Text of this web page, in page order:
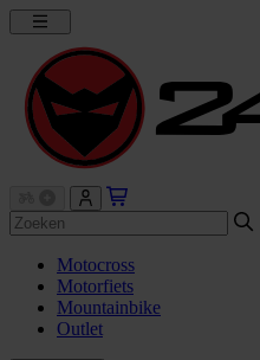
Motocross
Motorfiets
Mountainbike
Outlet